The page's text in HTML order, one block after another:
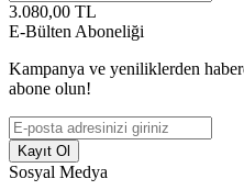
3.080,00 TL
E-Bülten Aboneliği
Kampanya ve yeniliklerden
abone olun!
Kayıt Ol
Sosyal Medya